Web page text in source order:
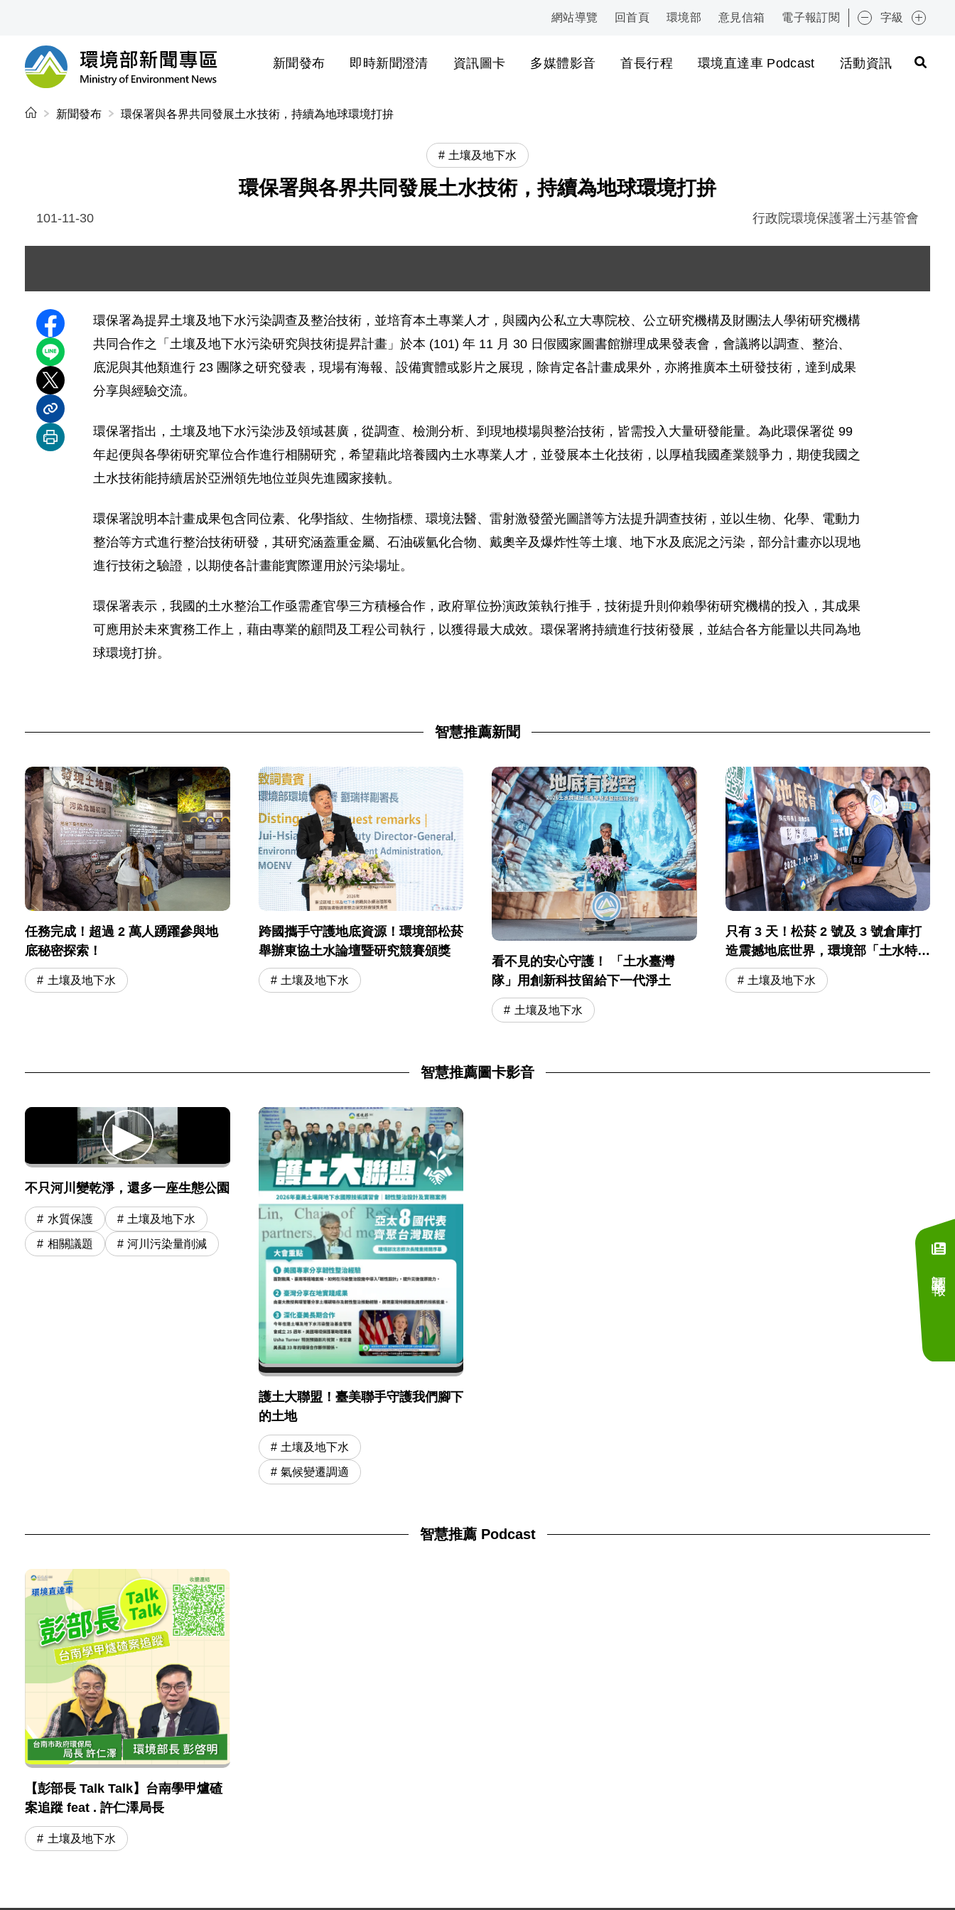
:::
網站導覽 回首頁 環境部 意見信箱 電子報訂閱 字級
環境部新聞專區
新聞發布 即時新聞澄清 資訊圖卡 多媒體影音 首長行程 環境直達車 Podcast 活動資訊
:::
新聞發布 環保署與各界共同發展土水技術，持續為地球環境打拚
土壤及地下水
環保署與各界共同發展土水技術，持續為地球環境打拚
101-11-30 行政院環境保護署土污基管會
分享至 Facebook
分享到 LINE
分享到 X
分享內容連結
列印本頁
環保署為提昇土壤及地下水污染調查及整治技術，並培育本土專業人才，與國內公私立大專院校、公立研究機構及財團法人學術研究機構
共同合作之「土壤及地下水污染研究與技術提昇計畫」於本 (101) 年 11 月 30 日假國家圖書館辦理成果發表會，會議將以調查、整治、
底泥與其他類進行 23 團隊之研究發表，現場有海報、設備實體或影片之展現，除肯定各計畫成果外，亦將推廣本土研發技術，達到成果
分享與經驗交流。
環保署指出，土壤及地下水污染涉及領域甚廣，從調查、檢測分析、到現地模場與整治技術，皆需投入大量研發能量。為此環保署從 99
年起便與各學術研究單位合作進行相關研究，希望藉此培養國內土水專業人才，並發展本土化技術，以厚植我國產業競爭力，期使我國之
土水技術能持續居於亞洲領先地位並與先進國家接軌。
環保署說明本計畫成果包含同位素、化學指紋、生物指標、環境法醫、雷射激發螢光圖譜等方法提升調查技術，並以生物、化學、電動力
整治等方式進行整治技術研發，其研究涵蓋重金屬、石油碳氫化合物、戴奧辛及爆炸性等土壤、地下水及底泥之污染，部分計畫亦以現地
進行技術之驗證，以期使各計畫能實際運用於污染場址。
環保署表示，我國的土水整治工作亟需產官學三方積極合作，政府單位扮演政策執行推手，技術提升則仰賴學術研究機構的投入，其成果
可應用於未來實務工作上，藉由專業的顧問及工程公司執行，以獲得最大成效。環保署將持續進行技術發展，並結合各方能量以共同為地
球環境打拚。
智慧推薦新聞
任務完成！超過 2 萬人踴躍參與地
底秘密探索！
土壤及地下水
跨國攜手守護地底資源！環境部松菸
舉辦東協土水論壇暨研究競賽頒獎
土壤及地下水
看不見的安心守護！ 「土水臺灣
隊」用創新科技留給下一代淨土
土壤及地下水
只有 3 天！松菸 2 號及 3 號倉庫打
造震撼地底世界，環境部「土水特
展」開幕必逛！
土壤及地下水
智慧推薦圖卡影音
不只河川變乾淨，還多一座生態公園
水質保護 土壤及地下水
相關議題 河川污染量削減
護土大聯盟！臺美聯手守護我們腳下
的土地
土壤及地下水
氣候變遷調適
智慧推薦 Podcast
【彭部長 Talk Talk】台南學甲爐碴
案追蹤 feat . 許仁澤局長
土壤及地下水